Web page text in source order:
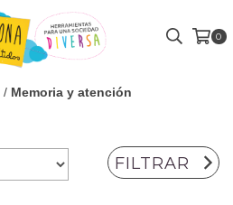
0
/ Memoria y atención
FILTRAR